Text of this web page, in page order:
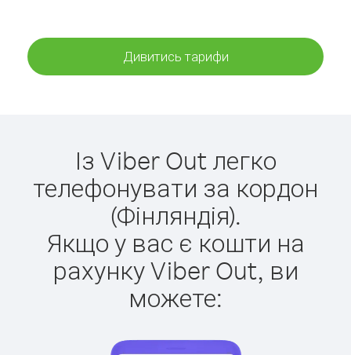
Дивитись тарифи
Із Viber Out легко
телефонувати за кордон
(Фінляндія).
Якщо у вас є кошти на
рахунку Viber Out, ви
можете: